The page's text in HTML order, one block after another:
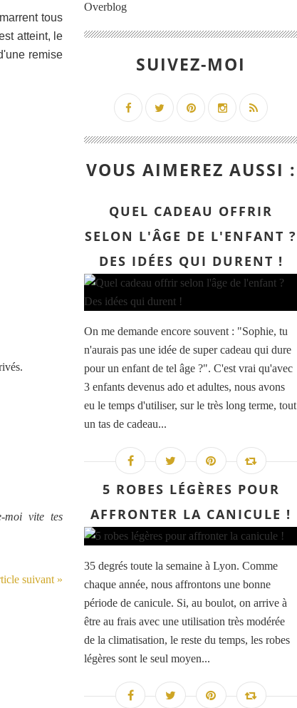
tous
atteint, le
remise
.
moi vite tes
suivant »
Overblog
SUIVEZ-MOI
VOUS AIMEREZ AUSSI :
QUEL CADEAU OFFRIR
SELON L'ÂGE DE L'ENFANT ?
DES IDÉES QUI DURENT !
On me demande encore souvent : "Sophie, tu
n'aurais pas une idée de super cadeau qui dure
pour un enfant de tel âge ?". C'est vrai qu'avec
3 enfants devenus ado et adultes, nous avons
eu le temps d'utiliser, sur le très long terme, tout
un tas de cadeau...
5 ROBES LÉGÈRES POUR
AFFRONTER LA CANICULE !
35 degrés toute la semaine à Lyon. Comme
chaque année, nous affrontons une bonne
période de canicule. Si, au boulot, on arrive à
être au frais avec une utilisation très modérée
de la climatisation, le reste du temps, les robes
légères sont le seul moyen...